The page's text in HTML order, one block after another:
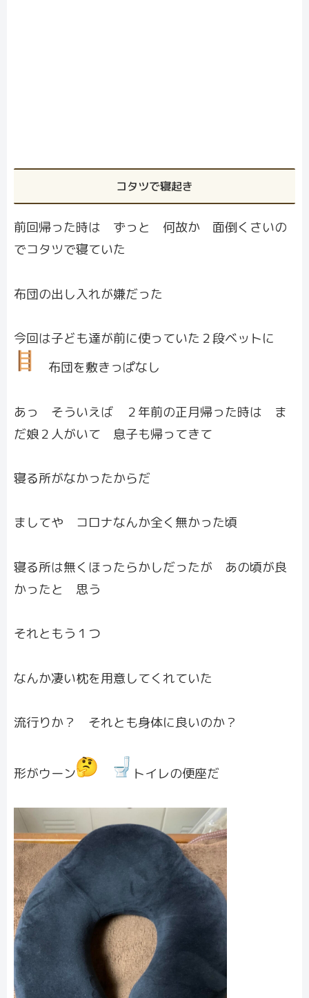
コタツで寝起き
前回帰った時は ずっと 何故か 面倒くさいの
でコタツで寝ていた
布団の出し入れが嫌だった
今回は子ども達が前に使っていた２段ベットに
布団を敷きっぱなし
あっ そういえば ２年前の正月帰った時は ま
だ娘２人がいて 息子も帰ってきて
寝る所がなかったからだ
ましてや コロナなんか全く無かった頃
寝る所は無くほったらかしだったが あの頃が良
かったと 思う
それともう１つ
なんか凄い枕を用意してくれていた
流行りか？ それとも身体に良いのか？
形がウーン トイレの便座だ